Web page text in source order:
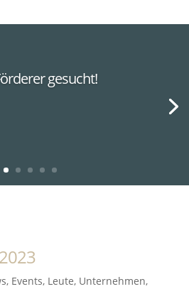
gesucht!
, Events, Leute, Unternehmen,